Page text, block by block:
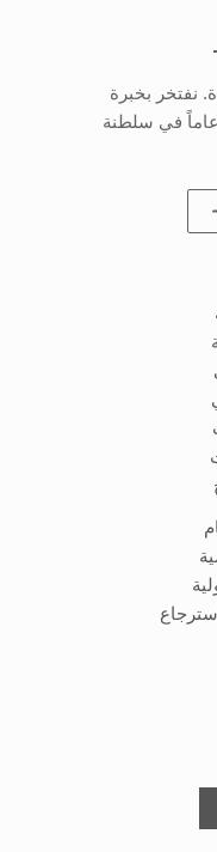
نفتخر بخبرة
فريقنا التي تمتد لأكثر من 15 عاماً في سلطنة